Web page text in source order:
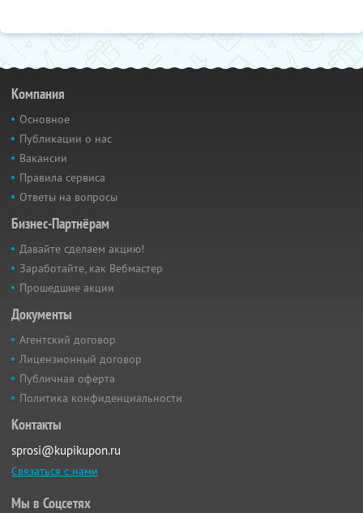
Компания
Основное
Публикации о нас
Вакансии
Правила сервиса
Ответы на вопросы
Бизнес-Партнёрам
Давайте сделаем акцию!
Заработайте, как Вебмастер
Прошедшие акции
Документы
Агентский договор
Лицензионный договор
Публичная оферта
Политика конфиденциальности
Контакты
sprosi@kupikupon.ru
Связаться с нами
Мы в Соцсетях